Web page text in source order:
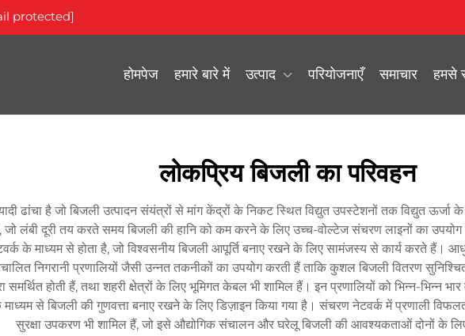
protected]
होमपेज हमारे बारे में उत्पाद परियोजनाएँ समाचार हमसे
लोकप्रिय बिजली का परिवहन
ढांचा है जो बिजली उत्पादन संयंत्रों से मांग केंद्रों के निकट स्थित विद्युत उपस्टेशनों तक विद्युत
जो लंबी दूरी तय करते समय बिजली की हानि को कम करने के लिए उच्च-वोल्टेज संचरण लाइनों का
के माध्यम से होता है, जो विश्वसनीय बिजली आपूर्ति बनाए रखने के लिए सामंजस्य से कार्य करते
निगरानी प्रणालियों जैसी उन्नत तकनीकों का उपयोग करती हैं ताकि कुशल बिजली वितरण
समर्थित होती हैं, तथा शहरी क्षेत्रों के लिए भूमिगत केबल भी शामिल हैं। इन प्रणालियों को भिन्न-भिन्न
से बिजली की गुणवत्ता बनाए रखने के लिए डिज़ाइन किया गया है। संचरण नेटवर्क में प्रणाली
सुरक्षा उपकरण भी शामिल हैं, जो इसे औद्योगिक संचालन और घरेलू बिजली की आवश्यकताओं दोनों के